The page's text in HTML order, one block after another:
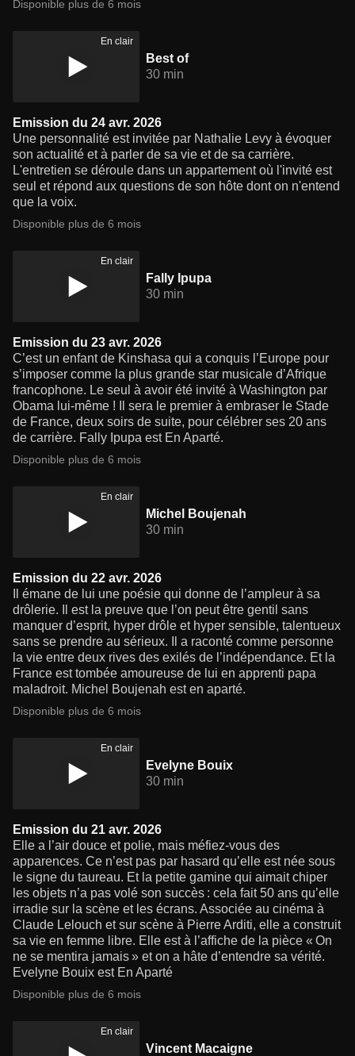
Disponible plus de 6 mois
En clair
Best of
30 min
Emission du 24 avr. 2026
Une personnalité est invitée par Nathalie Levy à évoquer
son actualité et à parler de sa vie et de sa carrière.
L'entretien se déroule dans un appartement où l'invité est
seul et répond aux questions de son hôte dont on n'entend
que la voix.
Disponible plus de 6 mois
En clair
Fally Ipupa
30 min
Emission du 23 avr. 2026
C’est un enfant de Kinshasa qui a conquis l’Europe pour
s’imposer comme la plus grande star musicale d’Afrique
francophone. Le seul à avoir été invité à Washington par
Obama lui-même ! Il sera le premier à embraser le Stade
de France, deux soirs de suite, pour célébrer ses 20 ans
de carrière. Fally Ipupa est En Aparté.
Disponible plus de 6 mois
En clair
Michel Boujenah
30 min
Emission du 22 avr. 2026
Il émane de lui une poésie qui donne de l’ampleur à sa
drôlerie. Il est la preuve que l’on peut être gentil sans
manquer d’esprit, hyper drôle et hyper sensible, talentueux
sans se prendre au sérieux. Il a raconté comme personne
la vie entre deux rives des exilés de l’indépendance. Et la
France est tombée amoureuse de lui en apprenti papa
maladroit. Michel Boujenah est en aparté.
Disponible plus de 6 mois
En clair
Evelyne Bouix
30 min
Emission du 21 avr. 2026
Elle a l’air douce et polie, mais méfiez-vous des
apparences. Ce n’est pas par hasard qu’elle est née sous
le signe du taureau. Et la petite gamine qui aimait chiper
les objets n’a pas volé son succès : cela fait 50 ans qu’elle
irradie sur la scène et les écrans. Associée au cinéma à
Claude Lelouch et sur scène à Pierre Arditi, elle a construit
sa vie en femme libre. Elle est à l’affiche de la pièce « On
ne se mentira jamais » et on a hâte d’entendre sa vérité.
Evelyne Bouix est En Aparté
Disponible plus de 6 mois
En clair
Vincent Macaigne